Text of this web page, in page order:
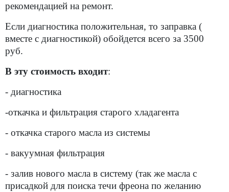
рекомендацией на ремонт.
Если диагностика положительная, то заправка (
вместе с диагностикой) обойдется всего за 3500
руб.
В эту стоимость входит:
- диагностика
-откачка и фильтрация старого хладагента
- откачка старого масла из системы
- вакуумная фильтрация
- залив нового масла в систему (так же масла с
присадкой для поиска течи фреона по желанию